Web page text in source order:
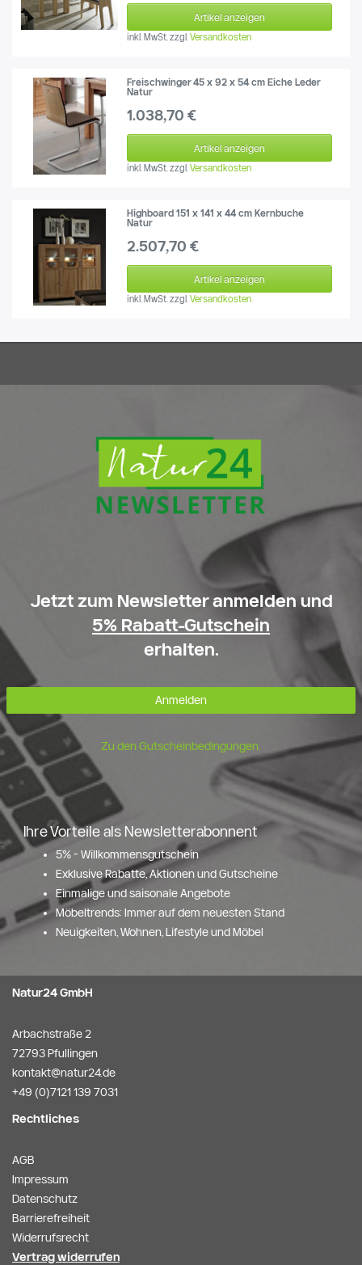
Artikel anzeigen
inkl. MwSt. zzgl.Versandkosten
Freischwinger 45 x 92 x 54 cm Eiche Leder
Natur
1.038,70 €
Artikel anzeigen
inkl. MwSt. zzgl.Versandkosten
Highboard 151 x 141 x 44 cm Kernbuche
Natur
2.507,70 €
Artikel anzeigen
inkl. MwSt. zzgl.Versandkosten
Jetzt zum Newsletter anmelden und
5% Rabatt-Gutschein
erhalten.
Anmelden
Zu den Gutscheinbedingungen.
Ihre Vorteile als Newsletterabonnent
5% - Willkommensgutschein
Exklusive Rabatte, Aktionen und Gutscheine
Einmalige und saisonale Angebote
Möbeltrends: Immer auf dem neuesten Stand
Neuigkeiten, Wohnen, Lifestyle und Möbel
Natur24 GmbH
Arbachstraße 2
72793 Pfullingen
kontakt@natur24.de
+49 (0)7121 139 7031
Rechtliches
AGB
Impressum
Datenschutz
Barrierefreiheit
Widerrufsrecht
Vertrag widerrufen